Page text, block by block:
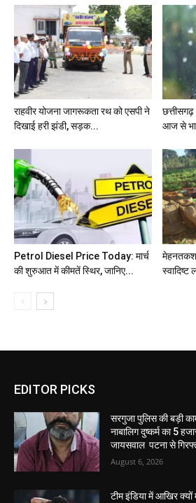
राहवीर योजना जागरूकता रथ को एसपी ने
दिखाई हरी झंडी, सड़क...
आज से
Petrol Diesel Price Today: मार्च
की शुरुआत में कीमतें स्थिर, जानिए...
मेहनतकश
EDITOR PICKS
सरगुजा पुलिस की बड़ी
नाबालिग दुष्कर्म का 5
जायसवाल पटना से
August 6, 2026
टीम इंडिया में आखिर